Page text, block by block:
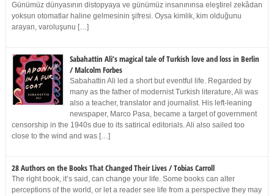
Günümüz dünyasının distopyaya ve günümüz insanınınsa eleştirel zekâdan
yoksun otomatlar haline gelmesinin şifresi. Oysa kimlik, kim olduğunu
arayan, varoluşunu […]
Sabahattin Ali’s magical tale of Turkish love and loss in Berlin
/ Malcolm Forbes
Sabahattin Ali led a short but eventful life. Regarded by
many as the father of modernist Turkish literature, Ali was
also a teacher, translator and journalist. His left-leaning
newspaper, Marco Pasa, became a target of government
censorship in the 1940s due to its satirical editorials. Ali also sailed too
close to the wind and was […]
28 Authors on the Books That Changed Their Lives / Tobias Carroll
The right book, it’s said, can change your life. Some books can alter
perceptions of the world, or let a reader see life from a perspective they may